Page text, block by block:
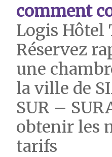
comment
Logis Hôtel
Réservez
une
la ville de
SUR –
obtenir les
tarifs